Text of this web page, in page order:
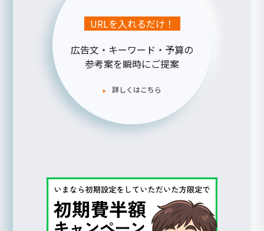
URLを入れるだけ！
広告文・キーワード・予算の
参考案を瞬時にご提案
詳しくはこちら